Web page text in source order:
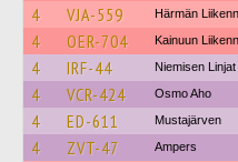
4 VJA-559 Härmän
4 OER-704 Kainuun
4 IRF-44 Niemisen Linjat
4 VCR-424 Osmo Aho
4 ED-611 Mustajärven
4 ZVT-47 Ampers